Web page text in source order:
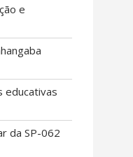
e
educativas
da SP-062